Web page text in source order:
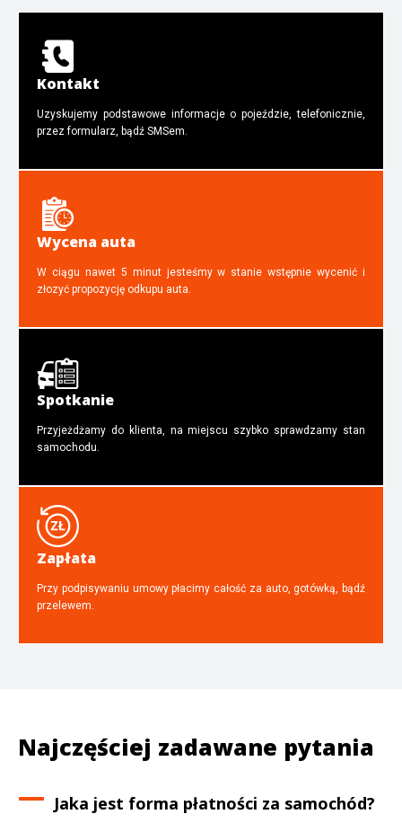
Kontakt
Uzyskujemy podstawowe informacje o pojeździe, telefonicznie,
przez formularz, bądź SMSem.
Wycena auta
W ciągu nawet 5 minut jesteśmy w stanie wstępnie wycenić i
złozyć propozycję odkupu auta.
Spotkanie
Przyjeżdżamy do klienta, na miejscu szybko sprawdzamy stan
samochodu.
Zapłata
Przy podpisywaniu umowy płacimy całość za auto, gotówką, bądź
przelewem.
Najczęściej zadawane pytania
Jaka jest forma płatności za samochód?